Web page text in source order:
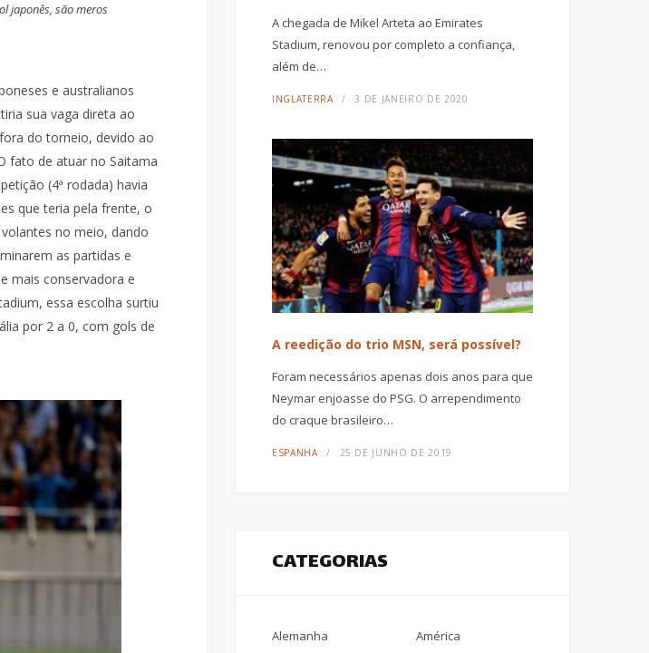
japonês, são meros
e australianos
sua vaga direta ao
do torneio, devido ao
fato de atuar no Saitama
(4ª rodada) havia
que teria pela frente, o
no meio, dando
as partidas e
mais conservadora e
essa escolha surtiu
por 2 a 0, com gols de
A chegada de Mikel Arteta ao Emirates
Stadium, renovou por completo a confiança,
além de…
INGLATERRA 3 DE JANEIRO DE 2020
A reedição do trio MSN, será possível?
Foram necessários apenas dois anos para que
Neymar enjoasse do PSG. O arrependimento
do craque brasileiro…
ESPANHA 25 DE JUNHO DE 2019
CATEGORIAS
Alemanha América